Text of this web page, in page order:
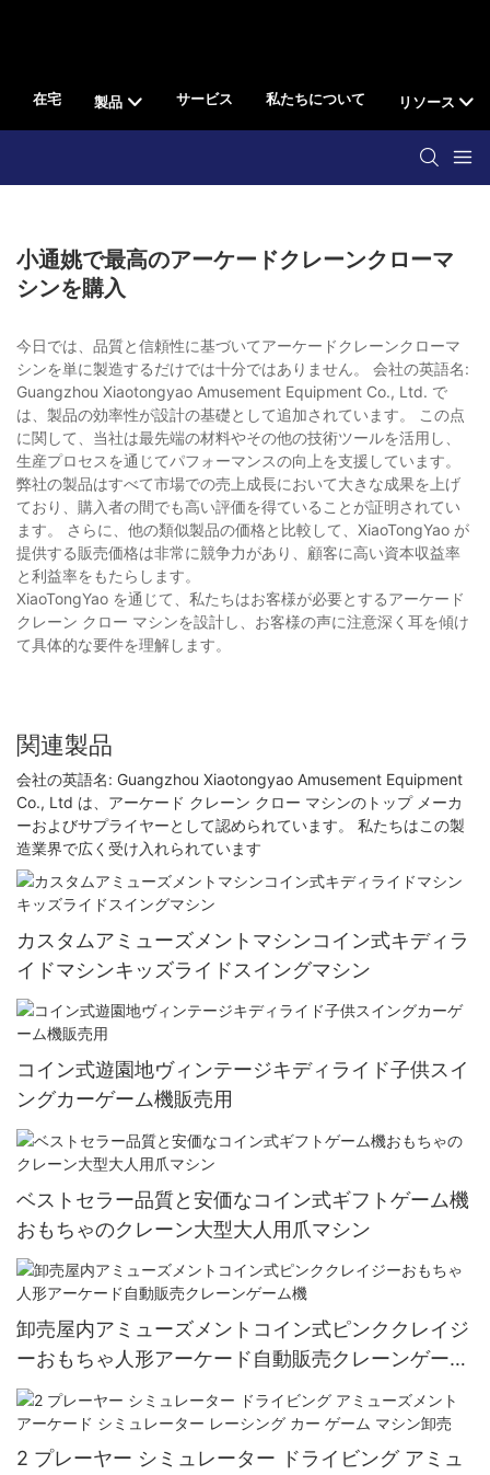
在宅 製品 サービス 私たちについて リソース
小通姚で最高のアーケードクレーンクローマ
シンを購入
今日では、品質と信頼性に基づいてアーケードクレーンクローマ
シンを単に製造するだけでは十分ではありません。 会社の英語名:
Guangzhou Xiaotongyao Amusement Equipment Co., Ltd. で
は、製品の効率性が設計の基礎として追加されています。 この点
に関して、当社は最先端の材料やその他の技術ツールを活用し、
生産プロセスを通じてパフォーマンスの向上を支援しています。
弊社の製品はすべて市場での売上成長において大きな成果を上げ
ており、購入者の間でも高い評価を得ていることが証明されてい
ます。 さらに、他の類似製品の価格と比較して、XiaoTongYao が
提供する販売価格は非常に競争力があり、顧客に高い資本収益率
と利益率をもたらします。
XiaoTongYao を通じて、私たちはお客様が必要とするアーケード
クレーン クロー マシンを設計し、お客様の声に注意深く耳を傾け
て具体的な要件を理解します。
関連製品
会社の英語名: Guangzhou Xiaotongyao Amusement Equipment
Co., Ltd は、アーケード クレーン クロー マシンのトップ メーカ
ーおよびサプライヤーとして認められています。 私たちはこの製
造業界で広く受け入れられています
カスタムアミューズメントマシンコイン式キディラ
イドマシンキッズライドスイングマシン
コイン式遊園地ヴィンテージキディライド子供スイ
ングカーゲーム機販売用
ベストセラー品質と安価なコイン式ギフトゲーム機
おもちゃのクレーン大型大人用爪マシン
卸売屋内アミューズメントコイン式ピンククレイジ
ーおもちゃ人形アーケード自動販売クレーンゲーム
機
2 プレーヤー シミュレーター ドライビング アミュ